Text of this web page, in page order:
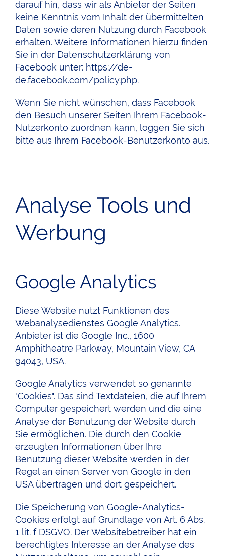
darauf hin, dass wir als Anbieter der Seiten
keine Kenntnis vom Inhalt der übermittelten
Daten sowie deren Nutzung durch Facebook
erhalten. Weitere Informationen hierzu finden
Sie in der Datenschutzerklärung von
Facebook unter: https://de-
de.facebook.com/policy.php.
Wenn Sie nicht wünschen, dass Facebook
den Besuch unserer Seiten Ihrem Facebook-
Nutzerkonto zuordnen kann, loggen Sie sich
bitte aus Ihrem Facebook-Benutzerkonto aus.
Analyse Tools und
Werbung
Google Analytics
Diese Website nutzt Funktionen des
Webanalysedienstes Google Analytics.
Anbieter ist die Google Inc., 1600
Amphitheatre Parkway, Mountain View, CA
94043, USA.
Google Analytics verwendet so genannte
"Cookies". Das sind Textdateien, die auf Ihrem
Computer gespeichert werden und die eine
Analyse der Benutzung der Website durch
Sie ermöglichen. Die durch den Cookie
erzeugten Informationen über Ihre
Benutzung dieser Website werden in der
Regel an einen Server von Google in den
USA übertragen und dort gespeichert.
Die Speicherung von Google-Analytics-
Cookies erfolgt auf Grundlage von Art. 6 Abs.
1 lit. f DSGVO. Der Websitebetreiber hat ein
berechtigtes Interesse an der Analyse des